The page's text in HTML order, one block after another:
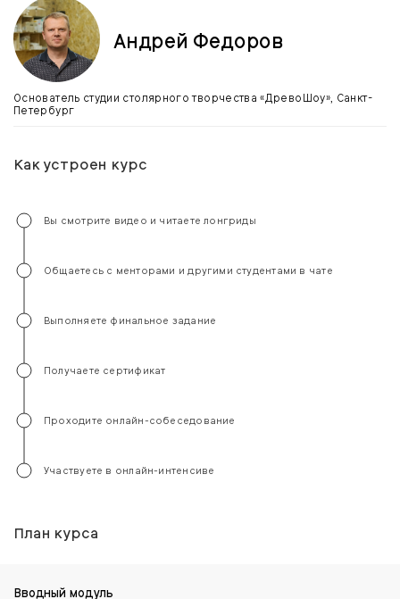
Андрей Федоров
Основатель студии столярного творчества «ДревоШоу», Санкт-
Петербург
Как устроен курс
Вы смотрите видео и читаете лонгриды
Общаетесь с менторами и другими студентами в чате
Выполняете финальное задание
Получаете сертификат
Проходите онлайн-собеседование
Участвуете в онлайн-интенсиве
План курса
Вводный модуль